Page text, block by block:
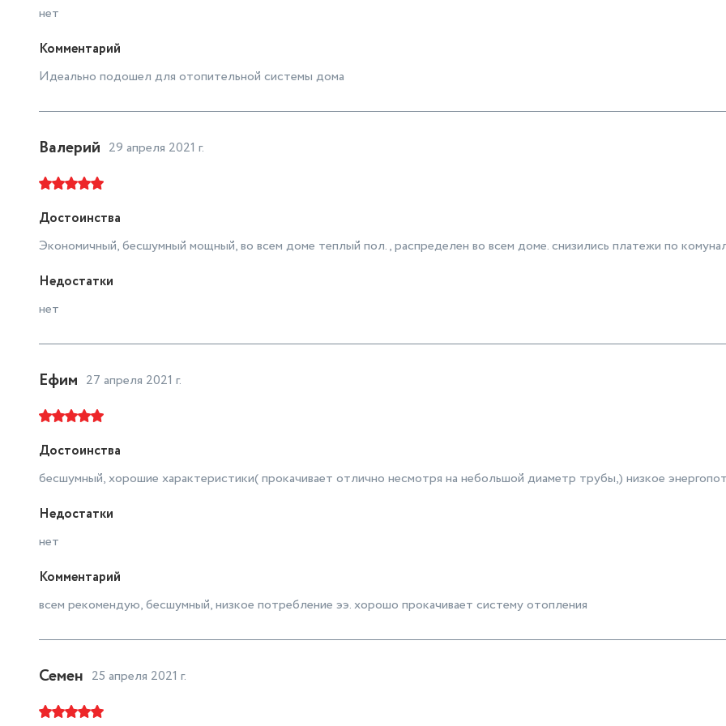
нет
Комментарий
Идеально подошел для отопительной системы дома
Валерий 29 апреля 2021 г.
Достоинства
Экономичный, бесшумный мощный, во всем доме теплый пол., распределен во всем доме. снизились платежи по
Недостатки
нет
Ефим 27 апреля 2021 г.
Достоинства
бесшумный, хорошие характеристики( прокачивает отлично несмотря на небольшой диаметр трубы,) низкое
Недостатки
нет
Комментарий
всем рекомендую, бесшумный, низкое потребление ээ. хорошо прокачивает систему отопления
Семен 25 апреля 2021 г.